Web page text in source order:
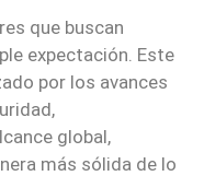
que buscan
expectación. Este
por los avances
global,
más sólida de lo